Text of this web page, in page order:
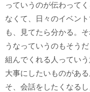
っていうのが伝わって
なくて、日々のイベン
も、見てたら分かる。
うなっていうのもそう
組んでくれる人ってい
大事にしたいものがあ
そ、会話をしたくなるし